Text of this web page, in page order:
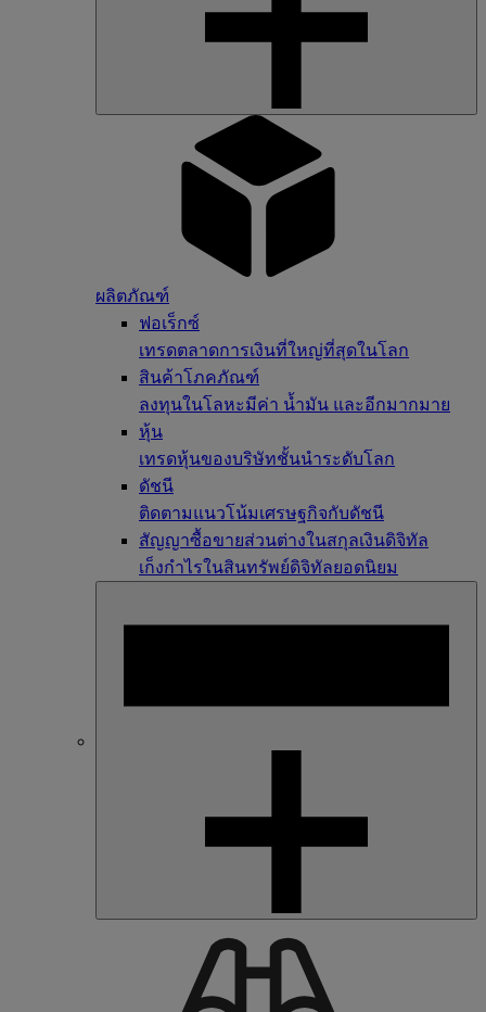
ผลิตภัณฑ์
ฟอเร็กซ์
เทรดตลาดการเงินที่ใหญ่ที่สุดในโลก
สินค้าโภคภัณฑ์
ลงทุนในโลหะมีค่า น้ำมัน และอีกมากมาย
หุ้น
เทรดหุ้นของบริษัทชั้นนำระดับโลก
ดัชนี
ติดตามแนวโน้มเศรษฐกิจกับดัชนี
สัญญาซื้อขายส่วนต่างในสกุลเงินดิจิทัล
เก็งกำไรในสินทรัพย์ดิจิทัลยอดนิยม